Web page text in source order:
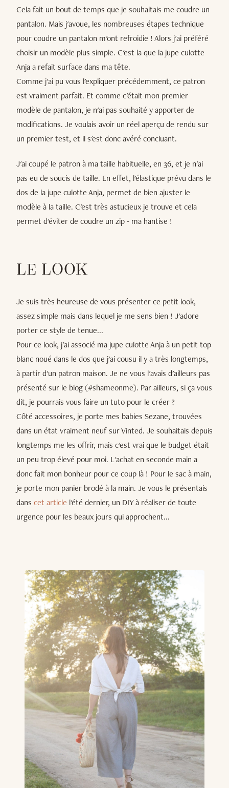
Cela fait un bout de temps que je souhaitais me coudre un
pantalon. Mais j'avoue, les nombreuses étapes technique
pour coudre un pantalon m'ont refroidie ! Alors j'ai préféré
choisir un modèle plus simple. C'est la que la jupe culotte
Anja a refait surface dans ma tête.
Comme j'ai pu vous l'expliquer précédemment, ce patron
est vraiment parfait. Et comme c'était mon premier
modèle de pantalon, je n'ai pas souhaité y apporter de
modifications. Je voulais avoir un réel aperçu de rendu sur
un premier test, et il s'est donc avéré concluant.
J'ai coupé le patron à ma taille habituelle, en 36, et je n'ai
pas eu de soucis de taille. En effet, l'élastique prévu dans le
dos de la jupe culotte Anja, permet de bien ajuster le
modèle à la taille. C'est très astucieux je trouve et cela
permet d'éviter de coudre un zip - ma hantise !
LE LOOK
Je suis très heureuse de vous présenter ce petit look,
assez simple mais dans lequel je me sens bien ! J'adore
porter ce style de tenue...
Pour ce look, j'ai associé ma jupe culotte Anja à un petit top
blanc noué dans le dos que j'ai cousu il y a très longtemps,
à partir d'un patron maison. Je ne vous l'avais d'ailleurs pas
présenté sur le blog (#shameonme). Par ailleurs, si ça vous
dit, je pourrais vous faire un tuto pour le créer ?
Côté accessoires, je porte mes babies Sezane, trouvées
dans un état vraiment neuf sur Vinted. Je souhaitais depuis
longtemps me les offrir, mais c'est vrai que le budget était
un peu trop élevé pour moi. L'achat en seconde main a
donc fait mon bonheur pour ce coup là ! Pour le sac à main,
je porte mon panier brodé à la main. Je vous le présentais
dans cet article l'été dernier, un DIY à réaliser de toute
urgence pour les beaux jours qui approchent...